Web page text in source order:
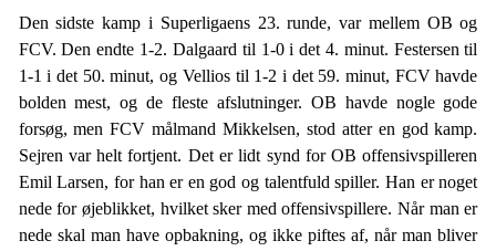
Den sidste kamp i Superligaens 23. runde, var mellem OB og
FCV. Den endte 1-2. Dalgaard til 1-0 i det 4. minut. Festersen til
1-1 i det 50. minut, og Vellios til 1-2 i det 59. minut, FCV havde
bolden mest, og de fleste afslutninger. OB havde nogle gode
forsøg, men FCV målmand Mikkelsen, stod atter en god kamp.
Sejren var helt fortjent. Det er lidt synd for OB offensivspilleren
Emil Larsen, for han er en god og talentfuld spiller. Han er noget
nede for øjeblikket, hvilket sker med offensivspillere. Når man er
nede skal man have opbakning, og ikke piftes af, når man bliver